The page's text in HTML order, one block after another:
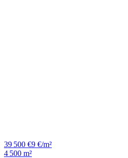
39 500 €9 €/m²
4 500 m²